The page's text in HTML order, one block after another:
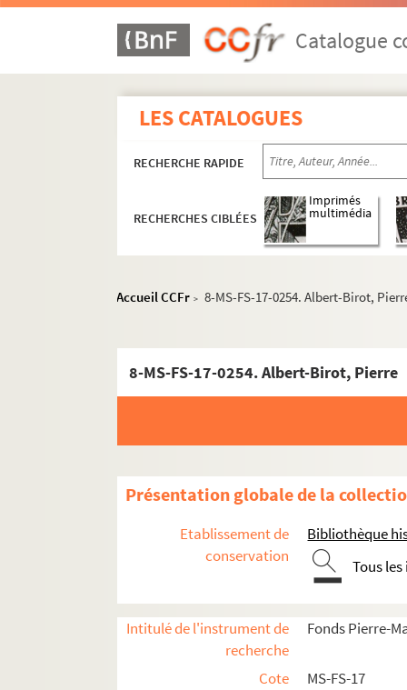
Catalogue
LES CATALOGUES
RECHERCHE RAPIDE
RECHERCHES CIBLÉES
Imprimés
multimédia
Accueil CCFr > 8-MS-FS-17-0254. Albert-Birot,
8-MS-FS-17-0254. Albert-Birot, Pierre
Présentation globale de la
Etablissement de
conservation
Bibliothèque
Tous
Intitulé de l'instrument de
recherche
Fonds Pierre-
Cote
MS-FS-17
Guillaume Apollinaire
Portraits
Revues consacrées à Guillaume
Ouvrages de Pierre-Marcel Adéma
Pierre-Marcel Adéma.
4-MS-FS-17-0511. Contrat et